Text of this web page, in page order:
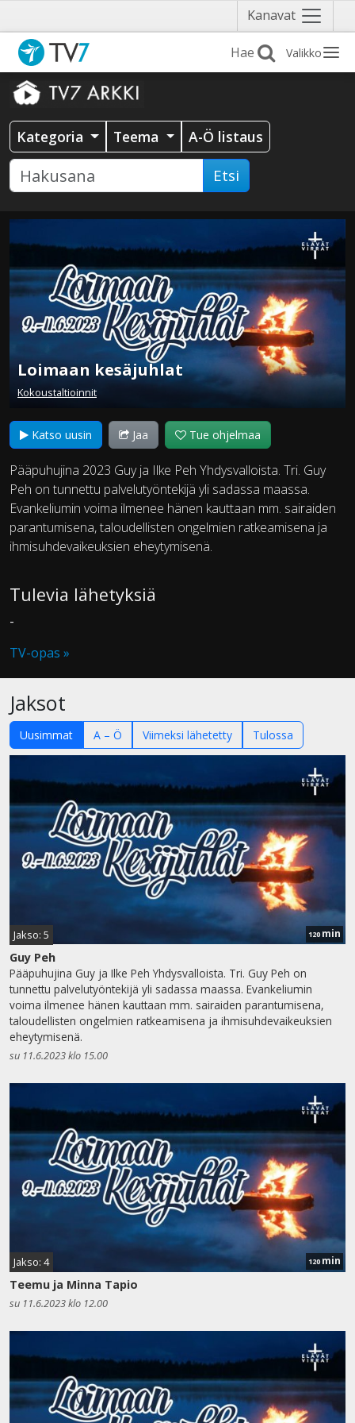
Kanavat Näytä
valikko
Valikko
Kategoria Teema A-Ö listaus
Etsi
Loimaan kesäjuhlat
Kokoustaltioinnit
Katso uusin Jaa Tue ohjelmaa
Pääpuhujina 2023 Guy ja Ilke Peh Yhdysvalloista. Tri. Guy
Peh on tunnettu palvelutyöntekijä yli sadassa maassa.
Evankeliumin voima ilmenee hänen kauttaan mm. sairaiden
parantumisena, taloudellisten ongelmien ratkeamisena ja
ihmisuhdevaikeuksien eheytymisenä.
Tulevia lähetyksiä
-
TV-opas »
Jaksot
Uusimmat A – Ö Viimeksi lähetetty Tulossa
Jakso: 5 120 min
Guy Peh
Pääpuhujina Guy ja Ilke Peh Yhdysvalloista. Tri. Guy Peh on
tunnettu palvelutyöntekijä yli sadassa maassa. Evankeliumin
voima ilmenee hänen kauttaan mm. sairaiden parantumisena,
taloudellisten ongelmien ratkeamisena ja ihmisuhdevaikeuksien
eheytymisenä.
su 11.6.2023 klo 15.00
Jakso: 4 120 min
Teemu ja Minna Tapio
su 11.6.2023 klo 12.00